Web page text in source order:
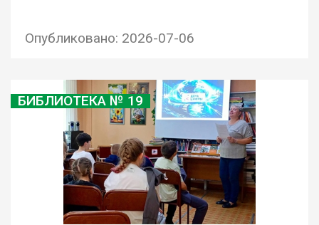
Опубликовано: 2026-07-06
БИБЛИОТЕКА № 19